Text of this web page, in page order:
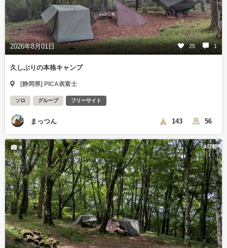
2026年8月01日 25 1
久しぶりの本格キャンプ
[静岡県] PICA表富士
ソロ グループ フリーサイト
まっつん 143 56
4日前
8